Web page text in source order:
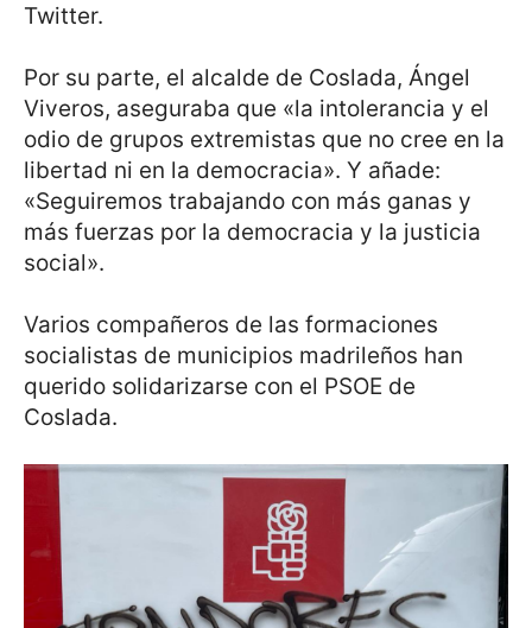
Twitter.
Por su parte, el alcalde de Coslada, Ángel
Viveros, aseguraba que «la intolerancia y el
odio de grupos extremistas que no cree en la
libertad ni en la democracia». Y añade:
«Seguiremos trabajando con más ganas y
más fuerzas por la democracia y la justicia
social».
Varios compañeros de las formaciones
socialistas de municipios madrileños han
querido solidarizarse con el PSOE de
Coslada.